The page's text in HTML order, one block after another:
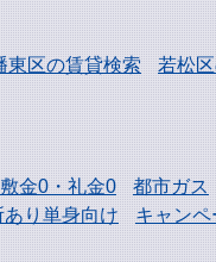
東区の賃貸検索 若松
敷金0・礼金0 都市ガス
り単身向け キャン